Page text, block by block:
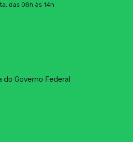
das 08h às 14h
do Governo Federal